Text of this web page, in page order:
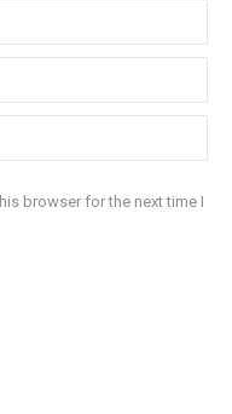
browser for the next time I